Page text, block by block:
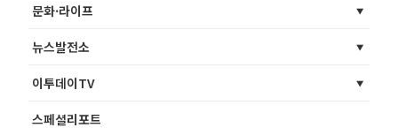
문화·라이프
뉴스발전소
이투데이TV
스페셜리포트